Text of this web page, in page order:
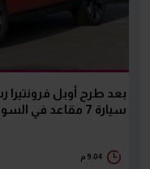
بعد طرح أوبل
سيارة 7 مقاعد في السوق المصري
9:04 م